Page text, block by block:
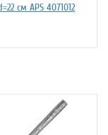
см APS 4071012